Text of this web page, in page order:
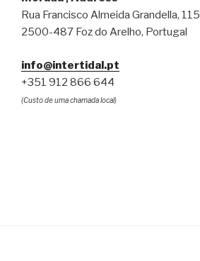
Rua Francisco Almeida Grandella, 115
2500-487 Foz do Arelho, Portugal
info@intertidal.pt
+351 912 866 644
(Custo de uma chamada local)